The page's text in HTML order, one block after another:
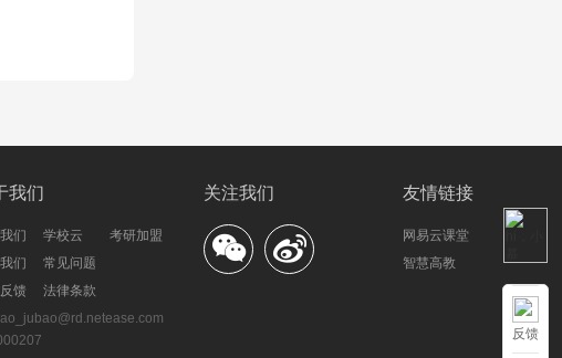
友情链接
网易云课堂
智慧高教
关注我们
我们
们
学校云
们
常见问题
馈
法律条款
考研加盟
反馈